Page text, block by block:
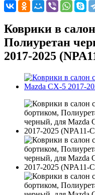
Коврики в
Полиуретан
2017-2025